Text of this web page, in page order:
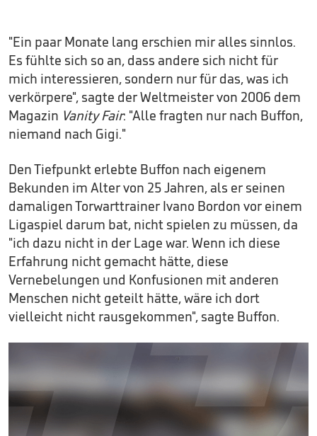
"Ein paar Monate lang erschien mir alles sinnlos.
Es fühlte sich so an, dass andere sich nicht für
mich interessieren, sondern nur für das, was ich
verkörpere", sagte der Weltmeister von 2006 dem
Magazin Vanity Fair: "Alle fragten nur nach Buffon,
niemand nach Gigi."
Den Tiefpunkt erlebte Buffon nach eigenem
Bekunden im Alter von 25 Jahren, als er seinen
damaligen Torwarttrainer Ivano Bordon vor einem
Ligaspiel darum bat, nicht spielen zu müssen, da
"ich dazu nicht in der Lage war. Wenn ich diese
Erfahrung nicht gemacht hätte, diese
Vernebelungen und Konfusionen mit anderen
Menschen nicht geteilt hätte, wäre ich dort
vielleicht nicht rausgekommen", sagte Buffon.